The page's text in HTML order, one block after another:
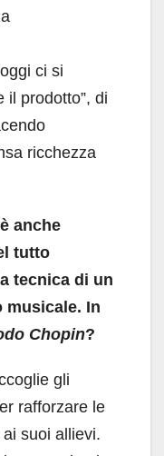
ci si
il prodotto”, di
ricchezza
anche
tutto
tecnica di un
musicale. In
Chopin?
gli
rafforzare le
suoi allievi.